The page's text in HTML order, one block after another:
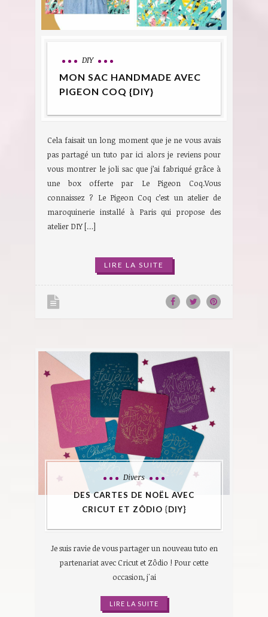
DIY
MON SAC HANDMADE AVEC
PIGEON COQ {DIY}
Cela faisait un long moment que je ne vous avais
pas partagé un tuto par ici alors je reviens pour
vous montrer le joli sac que j’ai fabriqué grâce à
une box offerte par Le Pigeon Coq.Vous
connaissez ? Le Pigeon Coq c’est un atelier de
maroquinerie installé à Paris qui propose des
atelier DIY […]
LIRE LA SUITE
Divers
DES CARTES DE NOËL AVEC
CRICUT ET ZÔDIO {DIY}
Je suis ravie de vous partager un nouveau tuto en
partenariat avec Cricut et Zôdio ! Pour cette
occasion, j'ai
LIRE LA SUITE